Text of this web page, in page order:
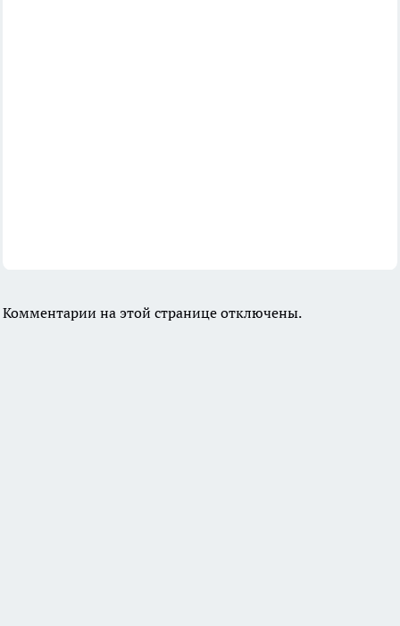
Комментарии на этой странице отключены.